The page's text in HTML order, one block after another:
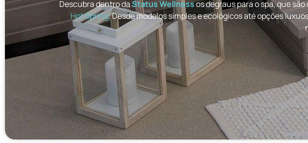
Descubra dentro daStatus Wellnessos degraus para o spa, que
Hot Spring. Desde modelos simples e ecológicos até opções